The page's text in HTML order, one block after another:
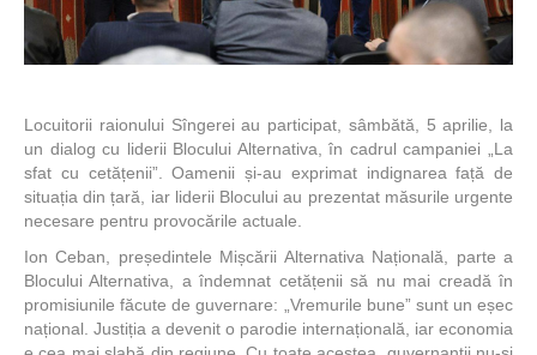
Locuitorii raionului Sîngerei au participat, sâmbătă, 5 aprilie, la
un dialog cu liderii Blocului Alternativa, în cadrul campaniei „La
sfat cu cetățenii”. Oamenii și-au exprimat indignarea față de
situația din țară, iar liderii Blocului au prezentat măsurile urgente
necesare pentru provocările actuale.
Ion Ceban, președintele Mișcării Alternativa Națională, parte a
Blocului Alternativa, a îndemnat cetățenii să nu mai creadă în
promisiunile făcute de guvernare: „Vremurile bune” sunt un eșec
național. Justiția a devenit o parodie internațională, iar economia